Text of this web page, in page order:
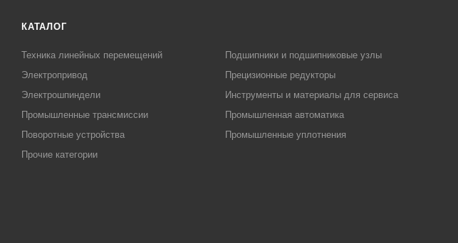
КАТАЛОГ
Техника линейных перемещений
Подшипники и подшипниковые узлы
Электропривод
Прецизионные редукторы
Электрошпиндели
Инструменты и материалы для сервиса
Промышленные трансмиссии
Промышленная автоматика
Поворотные устройства
Промышленные уплотнения
Прочие категории